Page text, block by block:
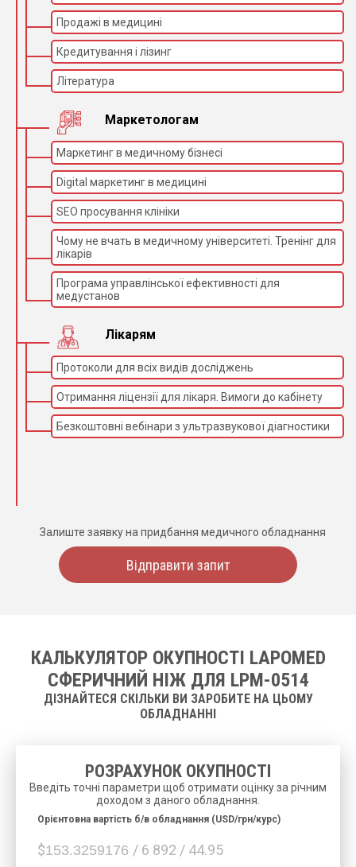
Продажі в медицині
Кредитування і лізинг
Література
Маркетологам
Маркетинг в медичному бізнесі
Digital маркетинг в медицині
SEO просування клініки
Чому не вчать в медичному університеті. Тренінг для
лікарів
Програма управлінської ефективності для
медустанов
Лікарям
Протоколи для всіх видів досліджень
Отримання ліцензії для лікаря. Вимоги до кабінету
Безкоштовні вебінари з ультразвукової діагностики
Залиште заявку на придбання медичного обладнання
Відправити запит
КАЛЬКУЛЯТОР ОКУПНОСТІ LAPOMED
СФЕРИЧНИЙ НІЖ ДЛЯ LPM-0514
ДІЗНАЙТЕСЯ СКІЛЬКИ ВИ ЗАРОБИТЕ НА ЦЬОМУ
ОБЛАДНАННІ
РОЗРАХУНОК ОКУПНОСТІ
Введіть точні параметри щоб отримати оцінку за річним
доходом з даного обладнання.
$ / 6 892 / 44.95
Орієнтовна вартість б/в обладнання (USD/грн/курс)